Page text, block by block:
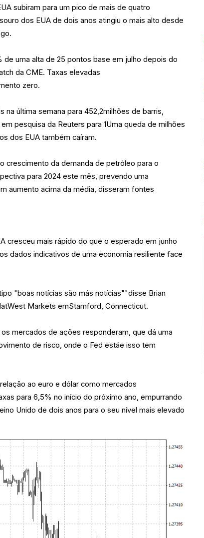
subiram para um pico de mais de quatro
dos EUA de dois anos atingiu o mais alto desde
uma alta de 25 pontos base em julho depois do
da CME. Taxas elevadas
zero.
última semana para 452,2milhões de barris,
pesquisa da Reuters para 1Uma queda de milhões
dos EUA também caíram.
crescimento da demanda de petróleo para o
para 2024 este mês, prevendo uma
aumento acima da média, disseram fontes
cresceu mais rápido do que o esperado em junho
dados indicativos de uma economia resiliente face
"boas notícias são más notícias""disse Brian
Markets emStamford, Connecticut.
mercados de ações responderam, que dá uma
de risco, onde o Fed estáe isso tem
ao euro e dólar como mercados
para 6,5% no início do próximo ano, empurrando
Unido de dois anos para o seu nível mais elevado